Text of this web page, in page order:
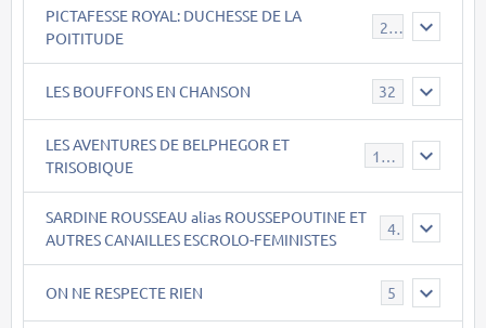
PICTAFESSE ROYAL: DUCHESSE DE LA
POITITUDE
23
LES BOUFFONS EN CHANSON 32
LES AVENTURES DE BELPHEGOR ET
TRISOBIQUE
147
SARDINE ROUSSEAU alias ROUSSEPOUTINE ET
AUTRES CANAILLES ESCROLO-FEMINISTES
40
ON NE RESPECTE RIEN 5